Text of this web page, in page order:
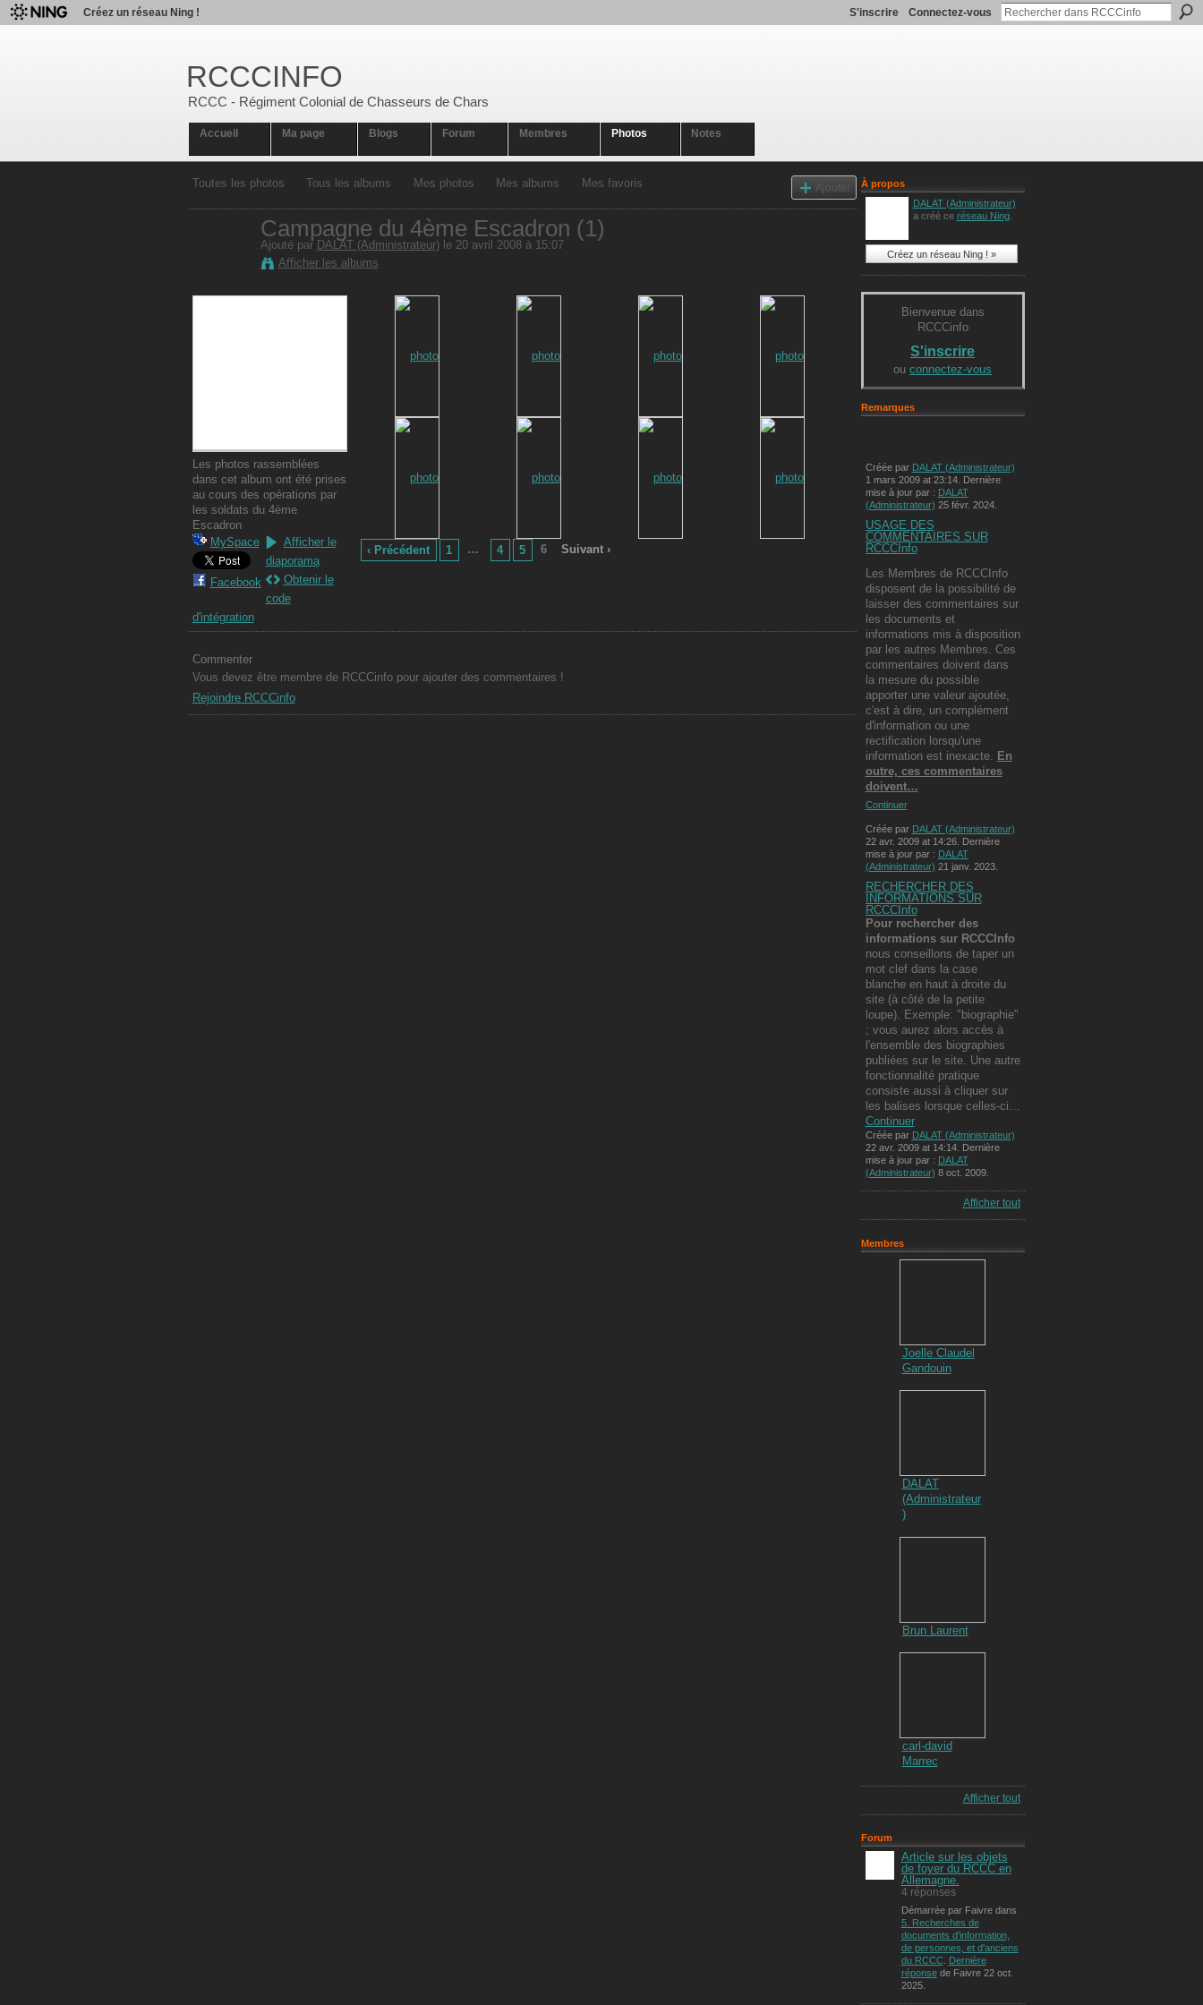
Créez un réseau Ning ! S'inscrire Connectez-vous
RCCCINFO
RCCC - Régiment Colonial de Chasseurs de Chars
Accueil Ma page Blogs Forum Membres Photos Notes
Toutes les photos Tous les albums Mes photos Mes albums Mes favoris Ajouter
Campagne du 4ème Escadron (1)
Ajouté par DALAT (Administrateur)le 20 avril 2008 à 15:07
Afficher les albums
Les photos rassemblées
dans cet album ont été prises
au cours des opérations par
les soldats du 4ème
Escadron
MySpace
Facebook
Afficher le
diaporama
Obtenir le
code
d'intégration
‹ Précédent 1 … 4 5 6 Suivant ›
Commenter
Vous devez être membre de RCCCinfo pour ajouter des commentaires !
Rejoindre RCCCinfo
À propos
DALAT (Administrateur)
a créé ce réseau Ning.
Créez un réseau Ning ! »
Bienvenue dans
RCCCinfo
S'inscrire
ou connectez-vous
Remarques
Créée par DALAT (Administrateur)
1 mars 2009 at 23:14. Dernière
mise à jour par : DALAT
(Administrateur) 25 févr. 2024.
USAGE DES
COMMENTAIRES SUR
RCCCInfo
Les Membres de RCCCInfo
disposent de la possibilité de
laisser des commentaires sur
les documents et
informations mis à disposition
par les autres Membres. Ces
commentaires doivent dans
la mesure du possible
apporter une valeur ajoutée,
c'est à dire, un complément
d'information ou une
rectification lorsqu'une
information est inexacte. En
outre, ces commentaires
doivent…
Continuer
Créée par DALAT (Administrateur)
22 avr. 2009 at 14:26. Dernière
mise à jour par : DALAT
(Administrateur) 21 janv. 2023.
RECHERCHER DES
INFORMATIONS SUR
RCCCInfo
Pour rechercher des
informations sur RCCCInfo
nous conseillons de taper un
mot clef dans la case
blanche en haut à droite du
site (à côté de la petite
loupe). Exemple: "biographie"
; vous aurez alors accès à
l'ensemble des biographies
publiées sur le site. Une autre
fonctionnalité pratique
consiste aussi à cliquer sur
les balises lorsque celles-ci…
Continuer
Créée par DALAT (Administrateur)
22 avr. 2009 at 14:14. Dernière
mise à jour par : DALAT
(Administrateur) 8 oct. 2009.
Afficher tout
Membres
Joelle Claudel
Gandouin
DALAT
(Administrateur
)
Brun Laurent
carl-david
Marrec
Afficher tout
Forum
Article sur les objets
de foyer du RCCC en
Allemagne.
4 réponses
Démarrée par Faivre dans
5. Recherches de
documents d'information,
de personnes, et d'anciens
du RCCC. Dernière
réponsede Faivre 22 oct.
2025.